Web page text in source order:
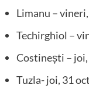
Limanu –
Techirghiol –
Costinești –
Tuzla- joi, 31